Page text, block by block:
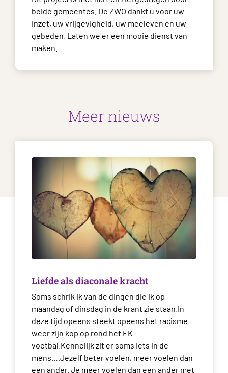
beide gemeentes. De ZWO dankt u voor uw
inzet, uw vrijgevigheid, uw meeleven en uw
gebeden. Laten we er een mooie dienst van
maken.
Meer nieuws
Liefde als diaconale kracht
Soms schrik ik van de dingen die ik op
maandag of dinsdag in de krant zie staan.In
deze tijd opeens steekt opeens het racisme
weer zijn kop op rond het EK
voetbal.Kennelijk zit er soms iets in de
mens….Jezelf beter voelen, meer voelen dan
een ander. Je meer voelen dan een ander met